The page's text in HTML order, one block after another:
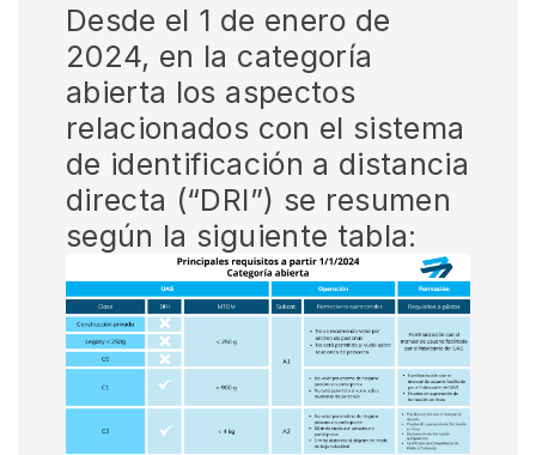
Desde el 1 de enero de
2024, en la categoría
abierta los aspectos
relacionados con el sistema
de identificación a distancia
directa (“DRI”) se resumen
según la siguiente tabla: